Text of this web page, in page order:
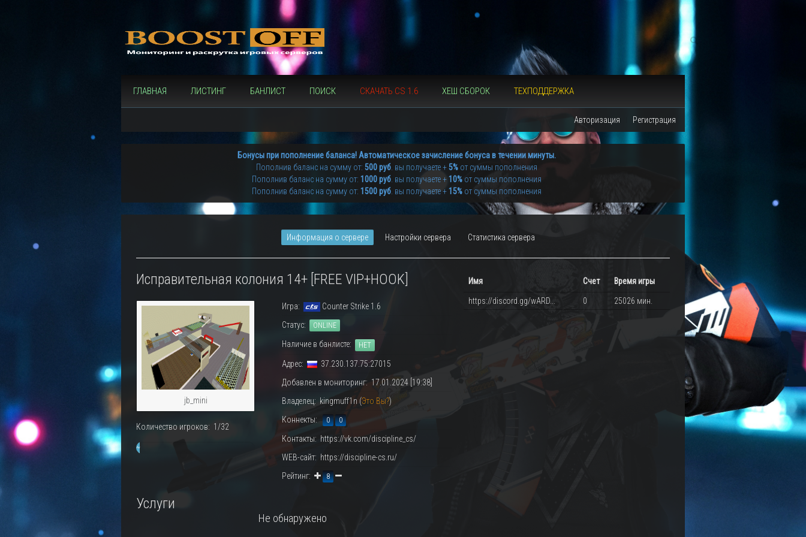
ГЛАВНАЯ ЛИСТИНГ БАНЛИСТ ПОИСК СКАЧАТЬ CS 1.6 ХЕШ СБОРОК ТЕХПОДДЕРЖКА
Авторизация Регистрация
Бонусы при пополнение баланса! Автоматическое зачисление бонуса в течении минуты.
Пополнив баланс на сумму от: 500 руб . вы получаете +5% от суммы пополнения
Пополнив баланс на сумму от: 1000 руб . вы получаете +10% от суммы пополнения
Пополнив баланс на сумму от: 1500 руб . вы получаете +15% от суммы пополнения
Информация о сервере Настройки сервера Статистика сервера
Исправительная колония 14+ [FREE VIP+HOOK]
jb_mini
Количество игроков: 1/32
~
Игра:
Counter Strike 1.6
Статус:
ONLINE
Наличие в банлисте: НЕТ
Адрес:
37.230.137.75:27015
Добавлен в мониторинг: 17.01.2024 [19:38]
Владелец: kingmuff1n (Это Вы?)
Коннекты: 0 0
Контакты: https://vk.com/discipline_cs/
WEB-сайт: https://discipline-cs.ru/
Рейтинг:
8
Услуги
Не обнаружено
Имя Счет Время игры
https://discord.gg/wARD... 0 25026 мин.